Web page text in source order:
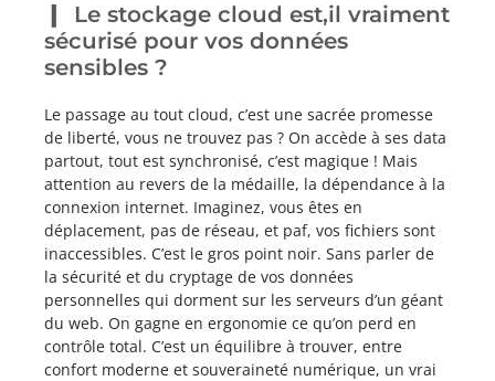
Le stockage cloud est,il vraiment
sécurisé pour vos données
sensibles ?
Le passage au tout cloud, c’est une sacrée promesse
de liberté, vous ne trouvez pas ? On accède à ses data
partout, tout est synchronisé, c’est magique ! Mais
attention au revers de la médaille, la dépendance à la
connexion internet. Imaginez, vous êtes en
déplacement, pas de réseau, et paf, vos fichiers sont
inaccessibles. C’est le gros point noir. Sans parler de
la sécurité et du cryptage de vos données
personnelles qui dorment sur les serveurs d’un géant
du web. On gagne en ergonomie ce qu’on perd en
contrôle total. C’est un équilibre à trouver, entre
confort moderne et souveraineté numérique, un vrai